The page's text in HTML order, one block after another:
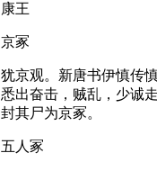
康王
京冢
犹京观。新唐书伊慎传
悉出奋击，贼乱，少诚
封其尸为京冢。
五人冢